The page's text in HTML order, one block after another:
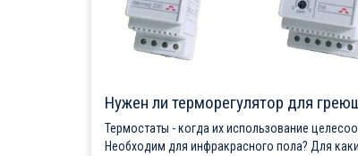
Нужен ли терморегулятор для
Термостаты - когда их использование
Необходим для инфракрасного пола? Для